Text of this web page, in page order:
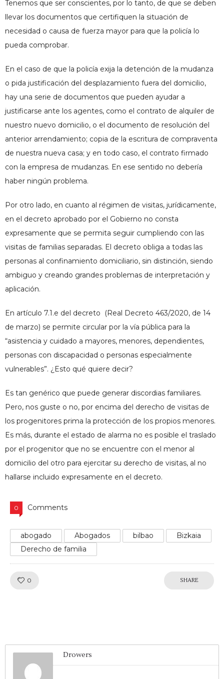
Tenemos que ser conscientes, por lo tanto, de que se deben
llevar los documentos que certifiquen la situación de
necesidad o causa de fuerza mayor para que la policía lo
pueda comprobar.
En el caso de que la policía exija la detención de la mudanza
o pida justificación del desplazamiento fuera del domicilio,
hay una serie de documentos que pueden ayudar a
justificarse ante los agentes, como el contrato de alquiler de
nuestro nuevo domicilio, o el documento de resolución del
anterior arrendamiento; copia de la escritura de compraventa
de nuestra nueva casa; y en todo caso, el contrato firmado
con la empresa de mudanzas. En ese sentido no debería
haber ningún problema.
Por otro lado, en cuanto al régimen de visitas, jurídicamente,
en el decreto aprobado por el Gobierno no consta
expresamente que se permita seguir cumpliendo con las
visitas de familias separadas. El decreto obliga a todas las
personas al confinamiento domiciliario, sin distinción, siendo
ambiguo y creando grandes problemas de interpretación y
aplicación.
En artículo 7.1.e del decreto (Real Decreto 463/2020, de 14
de marzo) se permite circular por la vía pública para la
“asistencia y cuidado a mayores, menores, dependientes,
personas con discapacidad o personas especialmente
vulnerables”. ¿Esto qué quiere decir?
Es tan genérico que puede generar discordias familiares.
Pero, nos guste o no, por encima del derecho de visitas de
los progenitores prima la protección de los propios menores.
Es más, durante el estado de alarma no es posible el traslado
por el progenitor que no se encuentre con el menor al
domicilio del otro para ejercitar su derecho de visitas, al no
hallarse incluido expresamente en el decreto.
0 Comments
abogado Abogados bilbao
Bizkaia
Derecho de familia
0 SHARE
Drowers